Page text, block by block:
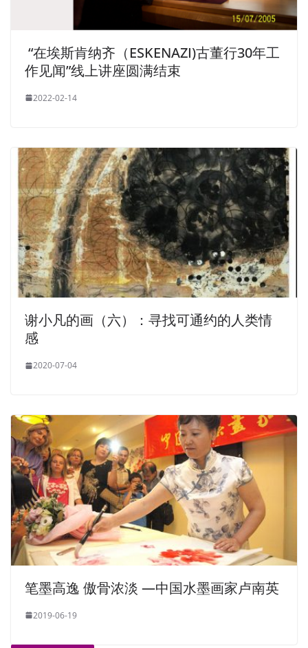
“在埃斯肯纳齐（ESKENAZI)古董行30年工
作见闻”线上讲座圆满结束
2022-02-14
谢小凡的画（六）：寻找可通约的人类情
感
2020-07-04
笔墨高逸 傲骨浓淡 —中国水墨画家卢南英
2019-06-19